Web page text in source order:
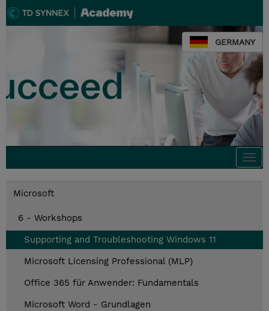
GERMANY
Microsoft
6 - Workshops
Supporting and Troubleshooting Windows 11
Microsoft Licensing Professional (MLP)
Office 365 für Anwender: Fundamentals
Microsoft Word - Grundlagen